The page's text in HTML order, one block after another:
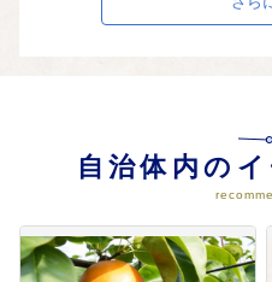
フ
ち
グ
自治体内の